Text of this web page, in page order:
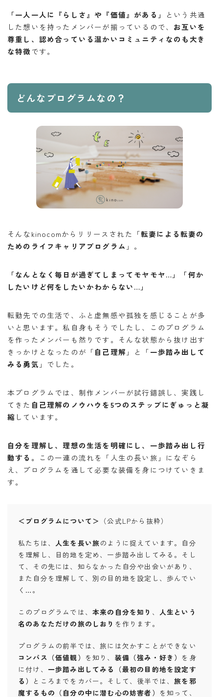
「一人一人に『ら しさ』や『価値』がある」
という共通
した想いを持ったメンバーが揃っているので、 お互いを
尊重し、認め合っている温かいコミュニティなのも大き
な特徴です。
どんなプログラムなの？
そんなkinocomからリリースされた「転妻による転妻の
ためのライフキャリアプログラム 」。
「なんとなく毎日が過ぎてしまってモヤモヤ…」
「何か
したいけど何をしたいかわからない…」
転勤先での生活で、ふと虚無感や孤独を感じることが多
いと思います。私自身もそうでしたし、このプログラム
を作ったメンバーも然りです。そんな状態から抜け出す
きっかけとなったのが「自己理解 」と「一歩踏み出して
みる勇気 」でした。
本プログラムでは、制作メンバーが試行錯誤し、実践し
てきた 自己理解のノウハウを5つのステップにぎゅっと凝
縮 しています。
自分を理解し、理想の生活を明確にし、一歩踏み出し行
動する。
この一連の流れを「人生の長い旅」になぞら
え、プログラムを通して必要な装備を身につけていきま
す。
＜プログラムについて＞ （公式LPから抜粋）
私たちは、 人生を長い旅のように捉えています。自分
を理解し、目的地を定め、一歩踏み出してみる。そし
て、その先には、知らなかった自分や出会いがあり、
また自分を理解して、別の目的地を設定し、歩んでい
く…。
このプログラムでは、 本来の自分を知り 、
人生という
名のあなただけの旅のしおり を作ります。
プログラムの前半では、旅には欠かすことができない
コンパス（価値観） を知り、 装備（強み・好き） を身
に付け、 一歩踏み出してみる（最初の目的地を設定す
る）
ところまでをカバー。そして、後半では、旅を邪
魔するもの（自分の中に潜む心の妨害者） を知って、